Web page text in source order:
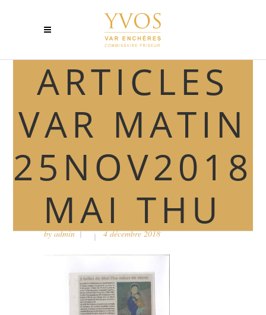
ARTICLES
VAR MATIN
25NOV2018
MAI THU
ARTICLES VAR MATIN
25NOV2018 MAI THU
byadmin 4 décembre 2018